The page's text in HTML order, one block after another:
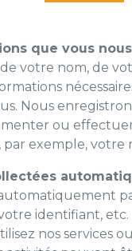
que vous
de votre nom, de
Nous
ou
exemple, votre
identifiant,
nos services